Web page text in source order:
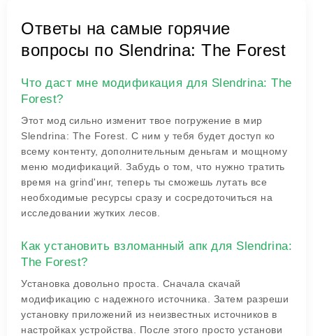
Ответы на самые горячие
вопросы по Slendrina: The Forest
Что даст мне модификация для Slendrina: The
Forest?
Этот мод сильно изменит твое погружение в мир
Slendrina: The Forest. С ним у тебя будет доступ ко
всему контенту, дополнительным деньгам и мощному
меню модификаций. Забудь о том, что нужно тратить
время на grind'инг, теперь ты сможешь лутать все
необходимые ресурсы сразу и сосредоточиться на
исследовании жутких лесов.
Как установить взломанный апк для Slendrina:
The Forest?
Установка довольно проста. Сначала скачай
модификацию с надежного источника. Затем разреши
установку приложений из неизвестных источников в
настройках устройства. После этого просто установи